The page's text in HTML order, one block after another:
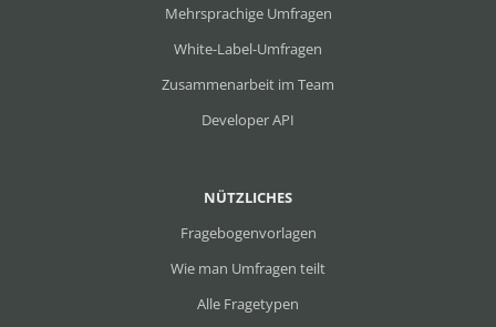
NÜTZLICHES
Fragebogenvorlagen
Wie man Umfragen teilt
Alle Fragetypen
Mehrsprachige Umfragen
White-Label-Umfragen
Zusammenarbeit im Team
Developer API